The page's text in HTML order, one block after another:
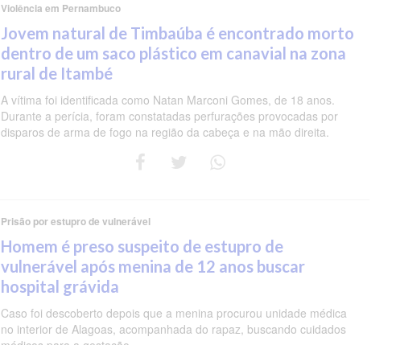
Violência em Pernambuco
Jovem natural de Timbaúba é encontrado morto
dentro de um saco plástico em canavial na zona
rural de Itambé
A vítima foi identificada como Natan Marconi Gomes, de 18 anos.
Durante a perícia, foram constatadas perfurações provocadas por
disparos de arma de fogo na região da cabeça e na mão direita.
Prisão por estupro de vulnerável
Homem é preso suspeito de estupro de
vulnerável após menina de 12 anos buscar
hospital grávida
Caso foi descoberto depois que a menina procurou unidade médica
no interior de Alagoas, acompanhada do rapaz, buscando cuidados